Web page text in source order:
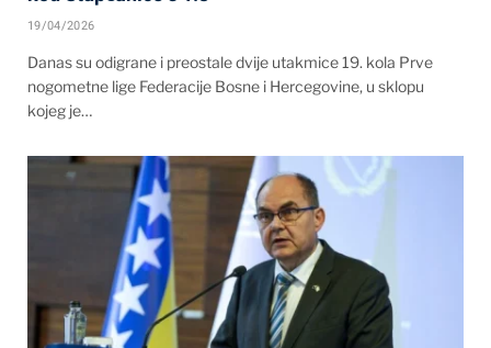
19/04/2026
Danas su odigrane i preostale dvije utakmice 19. kola Prve
nogometne lige Federacije Bosne i Hercegovine, u sklopu
kojeg je…